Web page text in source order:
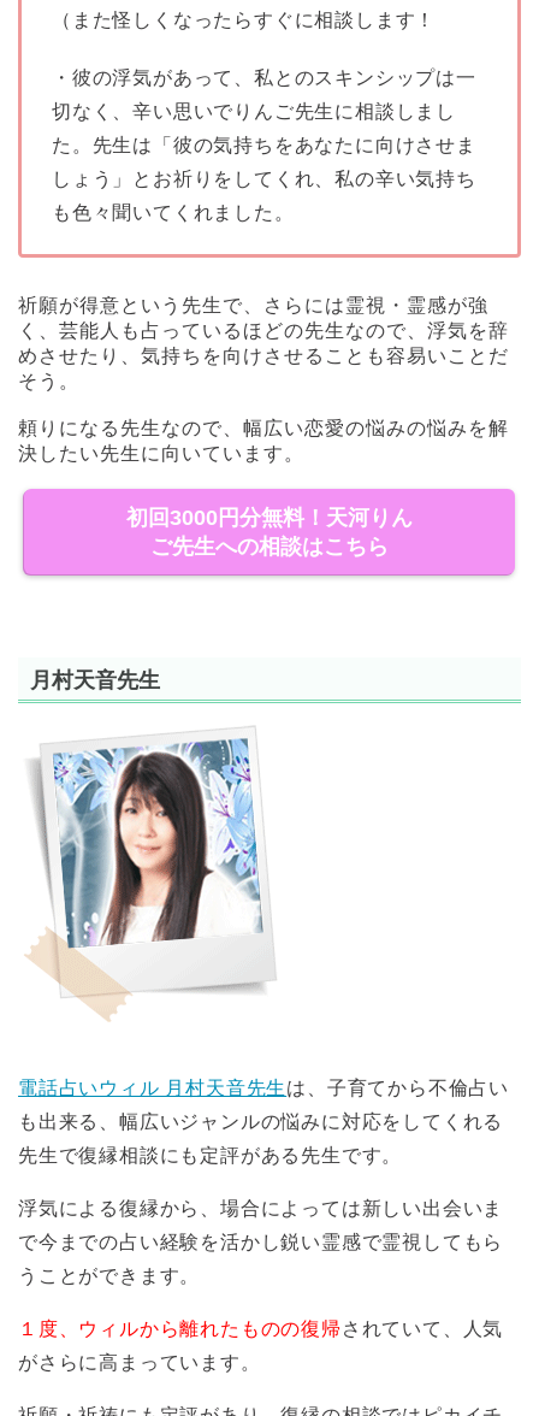
（また怪しくなったらすぐに相談します！
・彼の浮気があって、私とのスキンシップは一
切なく、辛い思いでりんご先生に相談しまし
た。先生は「彼の気持ちをあなたに向けさせま
しょう」とお祈りをしてくれ、私の辛い気持ち
も色々聞いてくれました。
祈願が得意という先生で、さらには霊視・霊感が強
く、芸能人も占っているほどの先生なので、浮気を辞
めさせたり、気持ちを向けさせることも容易いことだ
そう。
頼りになる先生なので、幅広い恋愛の悩みの悩みを解
決したい先生に向いています。
初回3000円分無料！天河りん
ご先生への相談はこちら
月村天音先生
電話占いウィル 月村天音先生は、子育てから不倫占い
も出来る、幅広いジャンルの悩みに対応をしてくれる
先生で復縁相談にも定評がある先生です。
浮気による復縁から、場合によっては新しい出会いま
で今までの占い経験を活かし鋭い霊感で霊視してもら
うことができます。
１度、ウィルから離れたものの復帰 されていて、人気
がさらに高まっています。